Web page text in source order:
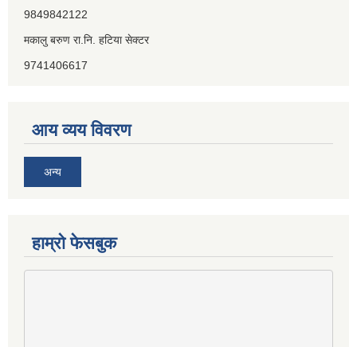
9849842122
मकालु बरुण रा.नि. हटिया सेक्टर
9741406617
आय व्यय विवरण
अन्य
हाम्राे फेसबुक